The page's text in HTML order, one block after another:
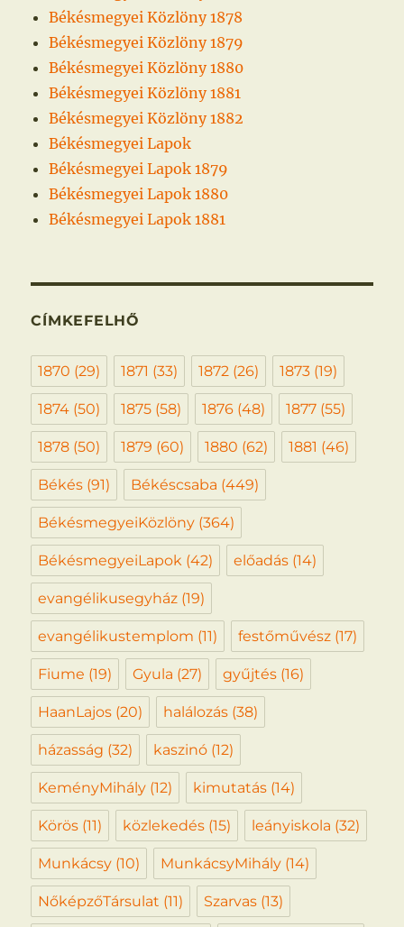
Békésmegyei Közlöny 1878
Békésmegyei Közlöny 1879
Békésmegyei Közlöny 1880
Békésmegyei Közlöny 1881
Békésmegyei Közlöny 1882
Békésmegyei Lapok
Békésmegyei Lapok 1879
Békésmegyei Lapok 1880
Békésmegyei Lapok 1881
CÍMKEFELHŐ
1870 (29) 1871 (33) 1872 (26) 1873 (19)
1874 (50) 1875 (58) 1876 (48) 1877 (55)
1878 (50) 1879 (60) 1880 (62) 1881 (46)
Békés (91) Békéscsaba (449)
BékésmegyeiKözlöny (364)
BékésmegyeiLapok (42) előadás (14)
evangélikusegyház (19)
evangélikustemplom (11) festőművész (17)
Fiume (19) Gyula (27) gyűjtés (16)
HaanLajos (20) halálozás (38)
házasság (32) kaszinó (12)
KeményMihály (12) kimutatás (14)
Körös (11) közlekedés (15) leányiskola (32)
Munkácsy (10) MunkácsyMihály (14)
NőképzőTársulat (11) Szarvas (13)